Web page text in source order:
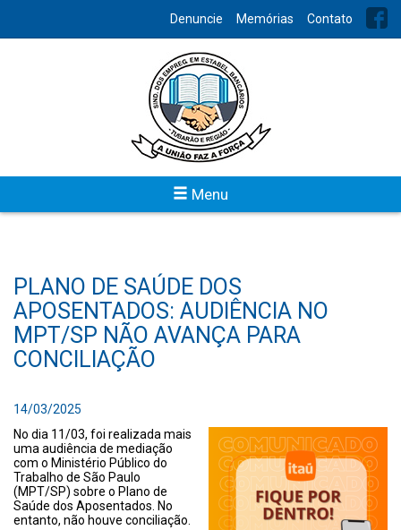
Denuncie Memórias Contato
Menu
PLANO DE SAÚDE DOS
APOSENTADOS: AUDIÊNCIA NO
MPT/SP NÃO AVANÇA PARA
CONCILIAÇÃO
14/03/2025
No dia 11/03, foi realizada mais
uma audiência de mediação
com o Ministério Público do
Trabalho de São Paulo
(MPT/SP) sobre o Plano de
Saúde dos Aposentados. No
entanto, não houve conciliação.